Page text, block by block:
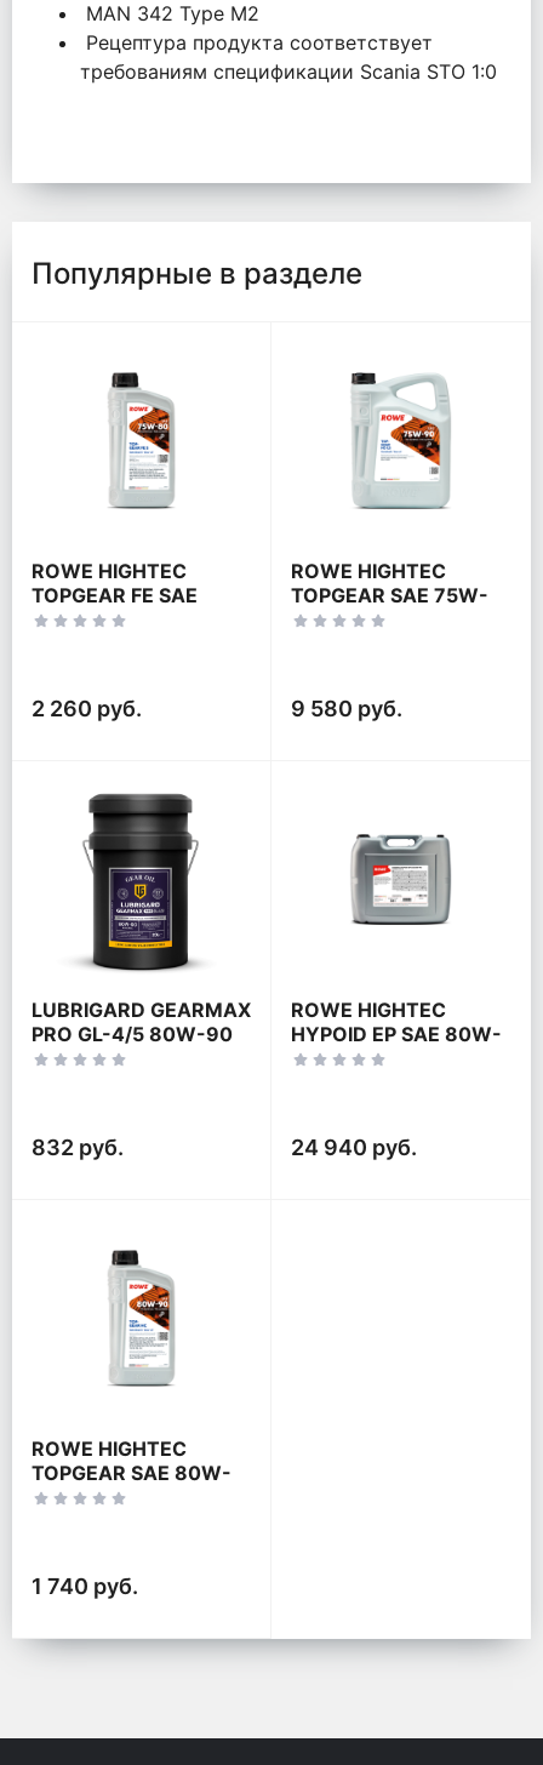
MAN 342 Type M2
Рецептура продукта соответствует
требованиям спецификации Scania STO 1:0
Популярные в разделе
ROWE HIGHTEC
TOPGEAR FE SAE
75W-80 S
2 260 руб.
ROWE HIGHTEC
TOPGEAR SAE 75W-
90 HC-LS
9 580 руб.
LUBRIGARD GEARMAX
PRO GL-4/5 80W-90
832 руб.
ROWE HIGHTEC
HYPOID EP SAE 80W-
90
24 940 руб.
ROWE HIGHTEC
TOPGEAR SAE 80W-
90 HC
1 740 руб.